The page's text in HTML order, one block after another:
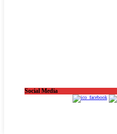
Social Media